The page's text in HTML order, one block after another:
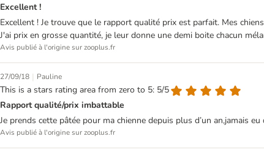
Excellent !
Excellent ! Je trouve que le rapport qualité prix est parfait. Mes
J'ai prix en grosse quantité, je leur donne une demi boite chacun
Avis publié à l'origine sur zooplus.fr
27/09/18 | Pauline
This is a stars rating area from zero to 5: 5/5
Rapport qualité/prix imbattable
Je prends cette pâtée pour ma chienne depuis plus d’un an,jamais
Avis publié à l'origine sur zooplus.fr